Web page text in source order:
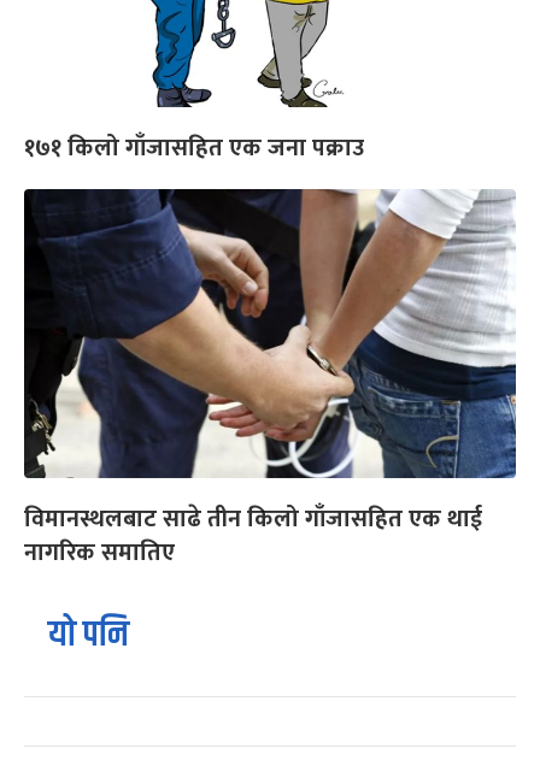
१७१ किलो गाँजासहित एक जना पक्राउ
विमानस्थलबाट साढे तीन किलो गाँजासहित एक थाई
नागरिक समातिए
यो पनि